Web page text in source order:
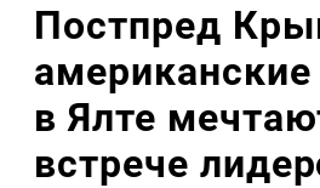
Постпред
в Ялте
встрече